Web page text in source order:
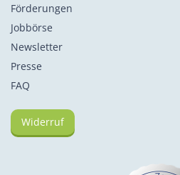
Förderungen
Jobbörse
Newsletter
Presse
FAQ
Widerruf